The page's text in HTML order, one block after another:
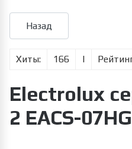
Хиты: 166 |
Electrolux
2 EACS-